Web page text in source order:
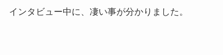
インタビュー中に、凄い事が分かりました。